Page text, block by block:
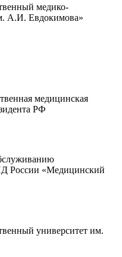
медико-
А.И. Евдокимова»
медицинская
РФ
России «Медицинский
университет им.